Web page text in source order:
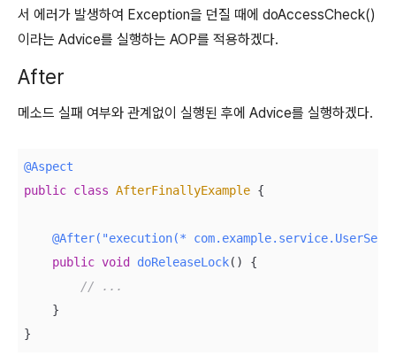
서 에러가 발생하여 Exception을 던질 때에 doAccessCheck()
이라는 Advice를 실행하는 AOP를 적용하겠다.
After
메소드 실패 여부와 관계없이 실행된 후에 Advice를 실행하겠다.
@Aspect
public class AfterFinallyExample {
@After("execution(*
public void doReleaseLock()
{
// ...
    }